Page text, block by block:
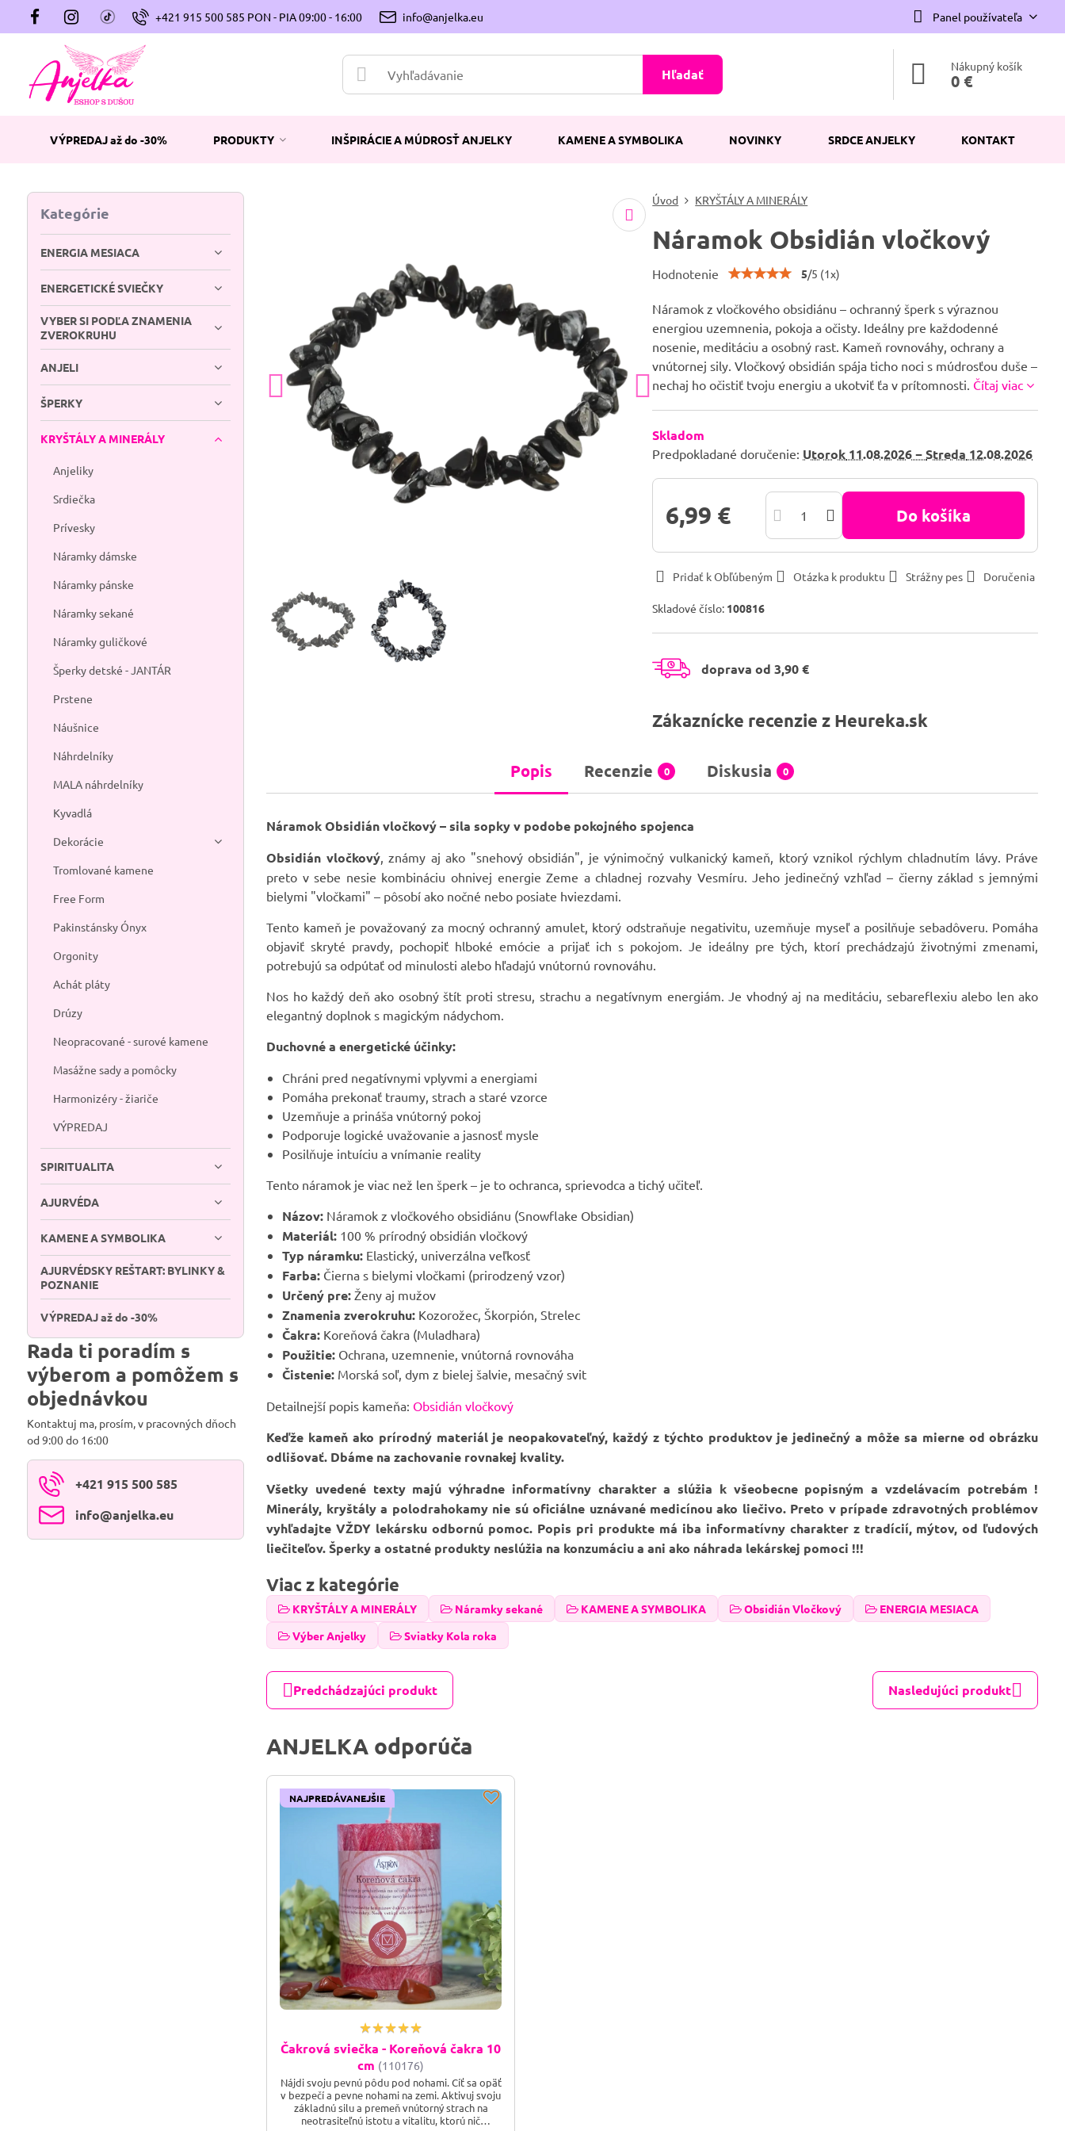
+421 915 500 585 PON - PIA 09:00 - 16:00 info@anjelka.eu Panel používateľa
Hľadať Nákupný košík
0 €
VÝPREDAJ až do -30% PRODUKTY INŠPIRÁCIE A MÚDROSŤ ANJELKY KAMENE A SYMBOLIKA NOVINKY SRDCE ANJELKY KONTAKT
Úvod KRYŠTÁLY A MINERÁLY
Náramok Obsidián vločkový
Hodnotenie 5/5 (1x)
Náramok z vločkového obsidiánu – ochranný šperk s výraznou
energiou uzemnenia, pokoja a očisty. Ideálny pre každodenné
nosenie, meditáciu a osobný rast. Kameň rovnováhy, ochrany a
vnútornej sily. Vločkový obsidián spája ticho noci s múdrosťou duše –
nechaj ho očistiť tvoju energiu a ukotviť ťa v prítomnosti. Čítaj viac
Skladom
Predpokladané doručenie: Utorok 11.08.2026 −Streda 12.08.2026
6,99 € Do košíka
Pridať k Obľúbeným Otázka k produktu Strážny pes Doručenia
Skladové číslo: 100816
doprava od 3,90 €
Zákaznícke recenzie z Heureka.sk
Popis Recenzie 0 Diskusia 0
Náramok Obsidián vločkový – sila sopky v podobe pokojného spojenca
Obsidián vločkový, známy aj ako "snehový obsidián", je výnimočný vulkanický kameň, ktorý vznikol rýchlym chladnutím lávy. Práve
preto v sebe nesie kombináciu ohnivej energie Zeme a chladnej rozvahy Vesmíru. Jeho jedinečný vzhľad – čierny základ s jemnými
bielymi "vločkami" – pôsobí ako nočné nebo posiate hviezdami.
Tento kameň je považovaný za mocný ochranný amulet, ktorý odstraňuje negativitu, uzemňuje myseľ a posilňuje sebadôveru. Pomáha
objaviť skryté pravdy, pochopiť hlboké emócie a prijať ich s pokojom. Je ideálny pre tých, ktorí prechádzajú životnými zmenami,
potrebujú sa odpútať od minulosti alebo hľadajú vnútornú rovnováhu.
Nos ho každý deň ako osobný štít proti stresu, strachu a negatívnym energiám. Je vhodný aj na meditáciu, sebareflexiu alebo len ako
elegantný doplnok s magickým nádychom.
Duchovné a energetické účinky:
Chráni pred negatívnymi vplyvmi a energiami
Pomáha prekonať traumy, strach a staré vzorce
Uzemňuje a prináša vnútorný pokoj
Podporuje logické uvažovanie a jasnosť mysle
Posilňuje intuíciu a vnímanie reality
Tento náramok je viac než len šperk – je to ochranca, sprievodca a tichý učiteľ.
Názov: Náramok z vločkového obsidiánu (Snowflake Obsidian)
Materiál: 100 % prírodný obsidián vločkový
Typ náramku: Elastický, univerzálna veľkosť
Farba: Čierna s bielymi vločkami (prirodzený vzor)
Určený pre: Ženy aj mužov
Znamenia zverokruhu: Kozorožec, Škorpión, Strelec
Čakra: Koreňová čakra (Muladhara)
Použitie: Ochrana, uzemnenie, vnútorná rovnováha
Čistenie: Morská soľ, dym z bielej šalvie, mesačný svit
Detailnejší popis kameňa: Obsidián vločkový
Keďže kameň ako prírodný materiál je neopakovateľný, každý z týchto produktov je jedinečný a môže sa mierne od obrázku
odlišovať. Dbáme na zachovanie rovnakej kvality.
Všetky uvedené texty majú výhradne informatívny charakter a slúžia k všeobecne popisným a vzdelávacím potrebám !
Minerály, kryštály a polodrahokamy nie sú oficiálne uznávané medicínou ako liečivo. Preto v prípade zdravotných problémov
vyhľadajte VŽDY lekársku odbornú pomoc. Popis pri produkte má iba informatívny charakter z tradícií, mýtov, od ľudových
liečiteľov. Šperky a ostatné produkty neslúžia na konzumáciu a ani ako náhrada lekárskej pomoci !!!
Viac z kategórie
KRYŠTÁLY A MINERÁLY Náramky sekané KAMENE A SYMBOLIKA Obsidián Vločkový
ENERGIA MESIACA
Výber Anjelky
Sviatky Kola roka
Predchádzajúci produkt Nasledujúci produkt
ANJELKA odporúča
NAJPREDÁVANEJŠIE
Čakrová sviečka - Koreňová čakra 10
cm (110176)
Nájdi svoju pevnú pôdu pod nohami. Cíť sa opäť
v bezpečí a pevne nohami na zemi. Aktivuj svoju
základnú silu a premeň vnútorný strach na
neotrasiteľnú istotu a vitalitu, ktorú nič
Kategórie
ENERGIA MESIACA
ENERGETICKÉ SVIEČKY
VYBER SI PODĽA ZNAMENIA
ZVEROKRUHU
ANJELI
ŠPERKY
KRYŠTÁLY A MINERÁLY
Anjeliky
Srdiečka
Prívesky
Náramky dámske
Náramky pánske
Náramky sekané
Náramky guličkové
Šperky detské - JANTÁR
Prstene
Náušnice
Náhrdelníky
MALA náhrdelníky
Kyvadlá
Dekorácie
Tromlované kamene
Free Form
Pakinstánsky Ónyx
Orgonity
Achát pláty
Drúzy
Neopracované - surové kamene
Masážne sady a pomôcky
Harmonizéry - žiariče
VÝPREDAJ
SPIRITUALITA
AJURVÉDA
KAMENE A SYMBOLIKA
AJURVÉDSKY REŠTART: BYLINKY &
POZNANIE
VÝPREDAJ až do -30%
Rada ti poradím s
výberom a pomôžem s
objednávkou
Kontaktuj ma, prosím, v pracovných dňoch
od 9:00 do 16:00
+421 915 500 585
info​@anjelka​.eu